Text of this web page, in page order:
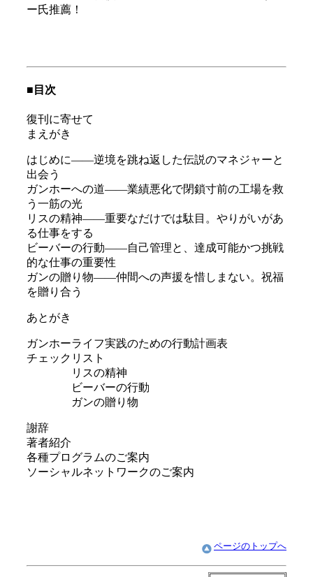
ー氏推薦！
■目次
復刊に寄せて
まえがき
はじめに――逆境を跳ね返した伝説のマネジャーと
出会う
ガンホーへの道――業績悪化で閉鎖寸前の工場を救
う一筋の光
リスの精神――重要なだけでは駄目。やりがいがあ
る仕事をする
ビーバーの行動――自己管理と、達成可能かつ挑戦
的な仕事の重要性
ガンの贈り物――仲間への声援を惜しまない。祝福
を贈り合う
あとがき
ガンホーライフ実践のための行動計画表
チェックリスト
リスの精神
ビーバーの行動
ガンの贈り物
謝辞
著者紹介
各種プログラムのご案内
ソーシャルネットワークのご案内
ページのトップへ